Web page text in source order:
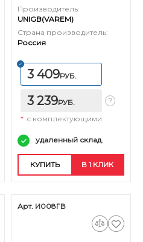
Производитель:
UNIGB(VAREM)
Страна производитель:
Россия
3 409РУБ.
3 239РУБ.
* с комплектующими
удаленный склад.
КУПИТЬ В 1 КЛИК
Арт. И008ГВ